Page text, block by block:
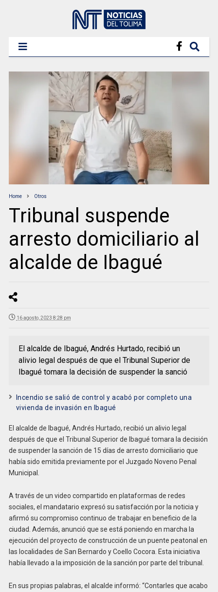
Home Otros
Tribunal suspende
arresto domiciliario al
alcalde de Ibagué
16 agosto, 2023 8:28 pm
El alcalde de Ibagué, Andrés Hurtado, recibió un
alivio legal después de que el Tribunal Superior de
Ibagué tomara la decisión de suspender la sanció
Incendio se salió de control y acabó por completo una
vivienda de invasión en Ibagué
El alcalde de Ibagué, Andrés Hurtado, recibió un alivio legal
después de que el Tribunal Superior de Ibagué tomara la decisión
de suspender la sanción de 15 días de arresto domiciliario que
había sido emitida previamente por el Juzgado Noveno Penal
Municipal.
A través de un video compartido en plataformas de redes
sociales, el mandatario expresó su satisfacción por la noticia y
afirmó su compromiso continuo de trabajar en beneficio de la
ciudad. Además, anunció que se está poniendo en marcha la
ejecución del proyecto de construcción de un puente peatonal en
las localidades de San Bernardo y Coello Cocora. Esta iniciativa
había llevado a la imposición de la sanción por parte del tribunal.
En sus propias palabras, el alcalde informó: “Contarles que acabo